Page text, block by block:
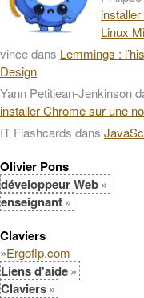
Linux
vincedans Lemmings :
Design
Yann Petitjean-Jenkinson
installer Chrome sur une
IT Flashcards dans
Olivier Pons
développeur Web
enseignant
Claviers
»Ergofip.com
Liens d'aide
Claviers